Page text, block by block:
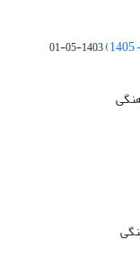
1403-05-01